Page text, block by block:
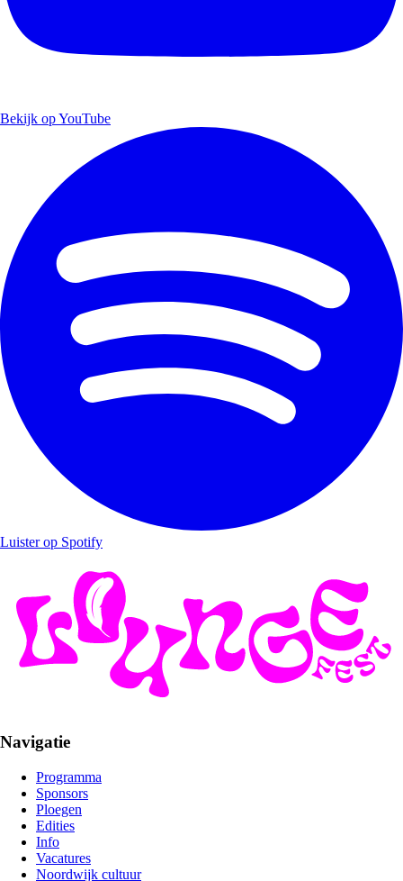
Bekijk op YouTube
Luister op Spotify
Navigatie
Programma
Sponsors
Ploegen
Edities
Info
Vacatures
Noordwijk cultuur